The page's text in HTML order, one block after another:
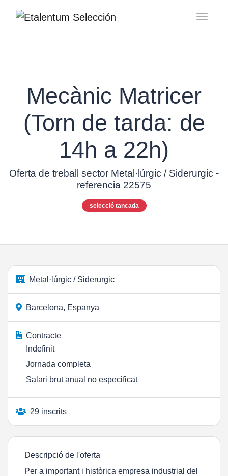
Mecànic Matricer
(Torn de tarda: de
14h a 22h)
Oferta de treball sector Metal·lúrgic / Siderurgic -
referencia 22575
selecció tancada
Metal·lúrgic / Siderurgic
Barcelona, Espanya
Contracte
Indefinit
Jornada completa
Salari brut anual no especificat
29 inscrits
Descripció de l'oferta
Per a important i històrica empresa industrial del